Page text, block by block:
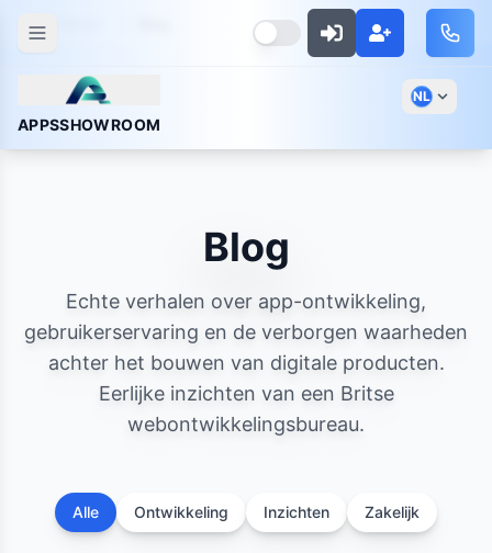
APPSSHOWROOM
NL
Blog
Echte verhalen over app-ontwikkeling,
gebruikerservaring en de verborgen waarheden
achter het bouwen van digitale producten.
Eerlijke inzichten van een Britse
webontwikkelingsbureau.
Alle Ontwikkeling Inzichten Zakelijk